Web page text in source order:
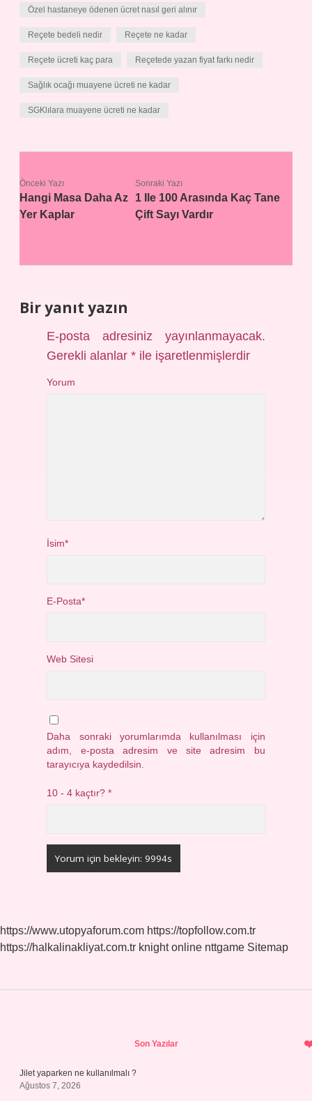
Özel hastaneye ödenen ücret nasıl geri alınır
Reçete bedeli nedir Reçete ne kadar
Reçete ücreti kaç para Reçetede yazan fiyat farkı nedir
Sağlık ocağı muayene ücreti ne kadar
SGKlılara muayene ücreti ne kadar
Önceki Yazı
Hangi Masa Daha Az
Yer Kaplar
Sonraki Yazı
1 Ile 100 Arasında Kaç Tane
Çift Sayı Vardır
Bir yanıt yazın
E-posta adresiniz yayınlanmayacak.
Gerekli alanlar* ile işaretlenmişlerdir
Yorum
İsim*
E-Posta*
Web Sitesi
Daha sonraki yorumlarımda kullanılması için
adım, e-posta adresim ve site adresim bu
tarayıcıya kaydedilsin.
10 - 4 kaçtır?*
https://www.utopyaforum.com https://topfollow.com.tr
https://halkalinakliyat.com.tr knight online nttgame Sitemap
Son Yazılar
Jilet yaparken ne kullanılmalı ?
Ağustos 7, 2026